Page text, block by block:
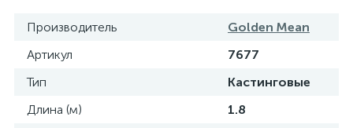
Производитель
Golden Mean
Артикул
7677
Тип
Кастинговые
Длина (м)
1.8